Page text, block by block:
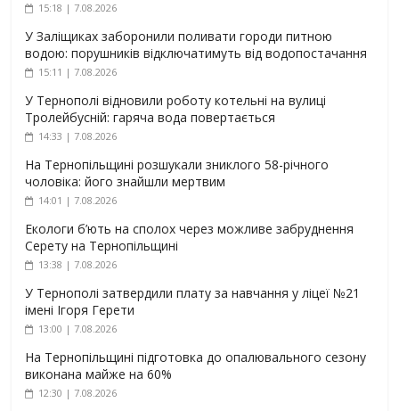
15:18 | 7.08.2026
У Заліщиках заборонили поливати городи питною
водою: порушників відключатимуть від водопостачання
15:11 | 7.08.2026
У Тернополі відновили роботу котельні на вулиці
Тролейбусній: гаряча вода повертається
14:33 | 7.08.2026
На Тернопільщині розшукали зниклого 58-річного
чоловіка: його знайшли мертвим
14:01 | 7.08.2026
Екологи б’ють на сполох через можливе забруднення
Серету на Тернопільщині
13:38 | 7.08.2026
У Тернополі затвердили плату за навчання у ліцеї №21
імені Ігоря Герети
13:00 | 7.08.2026
На Тернопільщині підготовка до опалювального сезону
виконана майже на 60%
12:30 | 7.08.2026